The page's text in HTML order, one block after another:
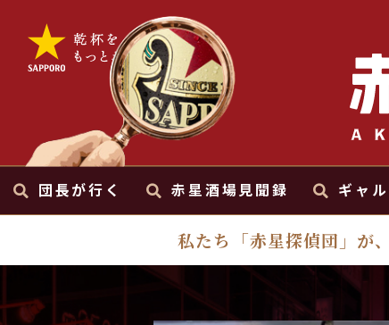
団長が行く 赤星酒場見聞録 ギャ
私たち「赤星探偵団」が、
100軒マラソン